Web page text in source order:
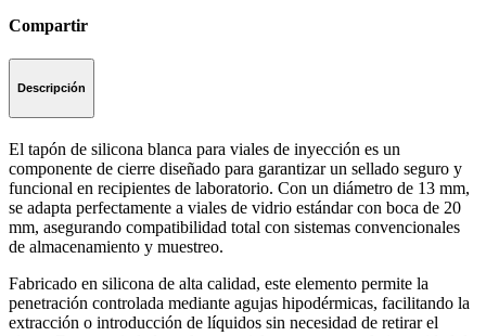
Compartir
Descripción
El tapón de silicona blanca para viales de inyección es un
componente de cierre diseñado para garantizar un sellado seguro y
funcional en recipientes de laboratorio. Con un diámetro de 13 mm,
se adapta perfectamente a viales de vidrio estándar con boca de 20
mm, asegurando compatibilidad total con sistemas convencionales
de almacenamiento y muestreo.
Fabricado en silicona de alta calidad, este elemento permite la
penetración controlada mediante agujas hipodérmicas, facilitando la
extracción o introducción de líquidos sin necesidad de retirar el